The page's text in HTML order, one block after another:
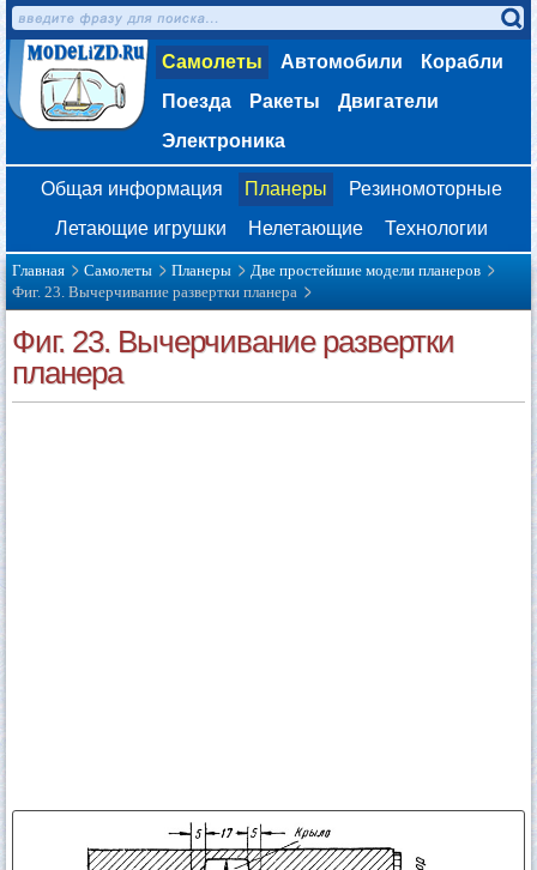
Самолеты Автомобили
Корабли
Поезда
Ракеты
Двигатели
Электроника
Общая информация Планеры
Резиномоторные
Летающие игрушки
Нелетающие Технологии
Главная Самолеты Планеры
Две простейшие модели планеров
Фиг. 23. Вычерчивание развертки планера
Фиг. 23. Вычерчивание развертки
планера